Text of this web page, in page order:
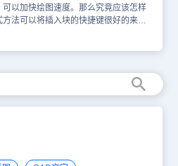
以加快绘图速度。那么究竟应该怎样
法可以将插入块的快捷键很好的来使
的快捷键。点击插入块命令后出现对
插入点处打勾，点击确定，然后鼠标
在该点。 二、插入块的设置在插入
，比如我将X方向的比例输入为0.2，
到原来的0.2. 还有旋转角度，我输入
图方向逆时针旋转30度角。以上是插